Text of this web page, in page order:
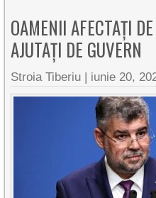
OAMENII AFECTAȚI
AJUTAȚI DE GUVERN
Stroia Tiberiu | iunie 20,